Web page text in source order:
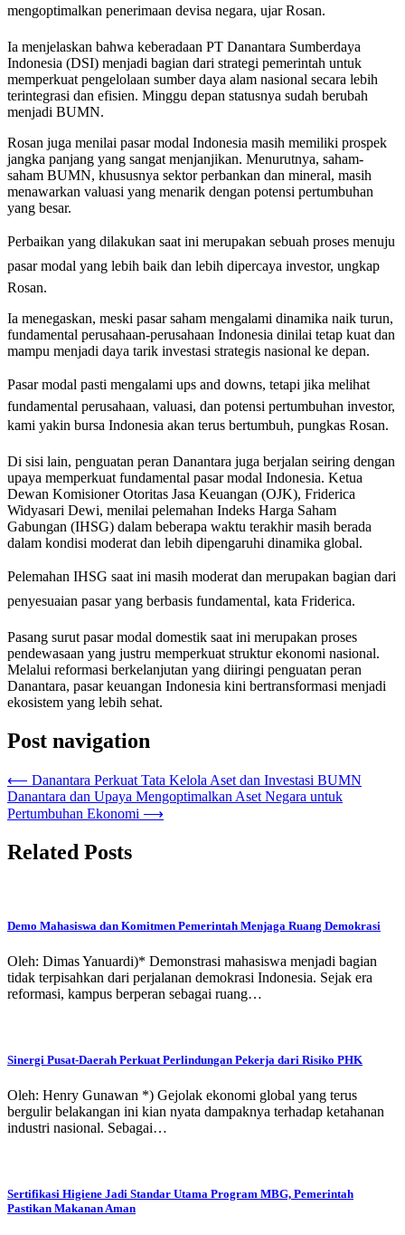
mengoptimalkan penerimaan devisa negara, ujar Rosan.
Ia menjelaskan bahwa keberadaan PT Danantara Sumberdaya
Indonesia (DSI) menjadi bagian dari strategi pemerintah untuk
memperkuat pengelolaan sumber daya alam nasional secara lebih
terintegrasi dan efisien. Minggu depan statusnya sudah berubah
menjadi BUMN.
Rosan juga menilai pasar modal Indonesia masih memiliki prospek
jangka panjang yang sangat menjanjikan. Menurutnya, saham-
saham BUMN, khususnya sektor perbankan dan mineral, masih
menawarkan valuasi yang menarik dengan potensi pertumbuhan
yang besar.
Perbaikan yang dilakukan saat ini merupakan sebuah proses menuju
pasar modal yang lebih baik dan lebih dipercaya investor, ungkap
Rosan.
Ia menegaskan, meski pasar saham mengalami dinamika naik turun,
fundamental perusahaan-perusahaan Indonesia dinilai tetap kuat dan
mampu menjadi daya tarik investasi strategis nasional ke depan.
Pasar modal pasti mengalami ups and downs, tetapi jika melihat
fundamental perusahaan, valuasi, dan potensi pertumbuhan investor,
kami yakin bursa Indonesia akan terus bertumbuh, pungkas Rosan.
Di sisi lain, penguatan peran Danantara juga berjalan seiring dengan
upaya memperkuat fundamental pasar modal Indonesia. Ketua
Dewan Komisioner Otoritas Jasa Keuangan (OJK), Friderica
Widyasari Dewi, menilai pelemahan Indeks Harga Saham
Gabungan (IHSG) dalam beberapa waktu terakhir masih berada
dalam kondisi moderat dan lebih dipengaruhi dinamika global.
Pelemahan IHSG saat ini masih moderat dan merupakan bagian dari
penyesuaian pasar yang berbasis fundamental, kata Friderica.
Pasang surut pasar modal domestik saat ini merupakan proses
pendewasaan yang justru memperkuat struktur ekonomi nasional.
Melalui reformasi berkelanjutan yang diiringi penguatan peran
Danantara, pasar keuangan Indonesia kini bertransformasi menjadi
ekosistem yang lebih sehat.
Post navigation
⟵ Danantara Perkuat Tata Kelola Aset dan Investasi BUMN
Danantara dan Upaya Mengoptimalkan Aset Negara untuk
Pertumbuhan Ekonomi ⟶
Related Posts
Demo Mahasiswa dan Komitmen Pemerintah Menjaga Ruang Demokrasi
Oleh: Dimas Yanuardi)* Demonstrasi mahasiswa menjadi bagian
tidak terpisahkan dari perjalanan demokrasi Indonesia. Sejak era
reformasi, kampus berperan sebagai ruang…
Sinergi Pusat-Daerah Perkuat Perlindungan Pekerja dari Risiko PHK
Oleh: Henry Gunawan *) Gejolak ekonomi global yang terus
bergulir belakangan ini kian nyata dampaknya terhadap ketahanan
industri nasional. Sebagai…
Sertifikasi Higiene Jadi Standar Utama Program MBG, Pemerintah
Pastikan Makanan Aman